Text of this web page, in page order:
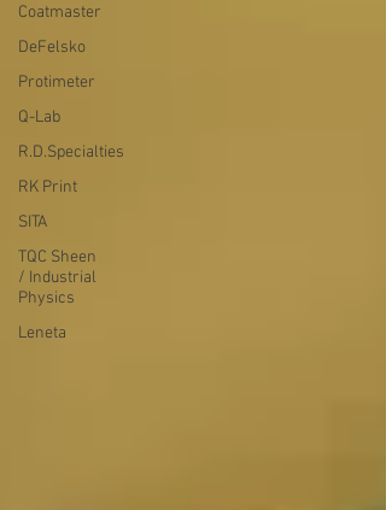
Coatmaster
DeFelsko
Protimeter
Q-Lab
R.D.Specialties
RK Print
SITA
TQC Sheen
/ Industrial
Physics
Leneta